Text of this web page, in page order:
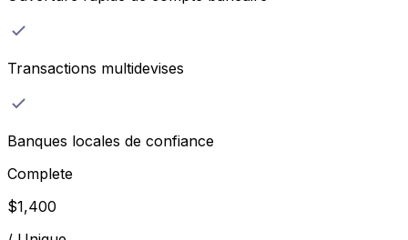
Transactions multidevises
Banques locales de confiance
Complete
$1,400